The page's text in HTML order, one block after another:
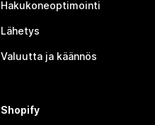
Hakukoneoptimointi
Lähetys
Valuutta ja käännös
Shopify